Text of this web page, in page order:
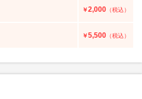
￥2,000 （税込）
￥5,500 （税込）